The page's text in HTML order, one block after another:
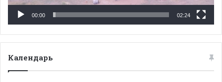
00:00 02:24
Календарь